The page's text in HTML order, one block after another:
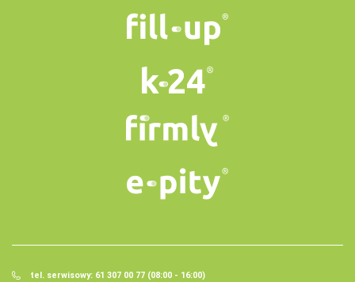
tel. serwisowy: 61 307 00 77 (08:00 - 16:00)